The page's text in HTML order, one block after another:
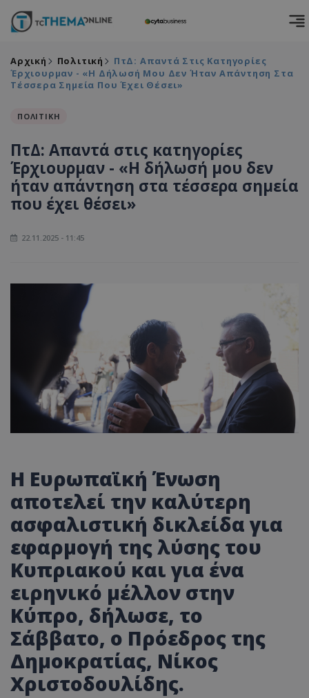
Αρχική Πολιτική
ΠτΔ: Απαντά Στις Κατηγορίες
Έρχιουρμαν - «Η Δήλωσή Μου Δεν Ήταν Απάντηση Στα
Τέσσερα Σημεία Που Έχει Θέσει»
ΠΟΛΙΤΙΚΗ
ΠτΔ: Απαντά στις κατηγορίες
Έρχιουρμαν - «Η δήλωσή μου δεν
ήταν απάντηση στα τέσσερα σημεία
που έχει θέσει»
22.11.2025 - 11:45
Η Ευρωπαϊκή Ένωση
αποτελεί την καλύτερη
ασφαλιστική δικλείδα για
εφαρμογή της λύσης του
Κυπριακού και για ένα
ειρηνικό μέλλον στην
Κύπρο, δήλωσε, το
Σάββατο, ο Πρόεδρος της
Δημοκρατίας, Νίκος
Χριστοδουλίδης.